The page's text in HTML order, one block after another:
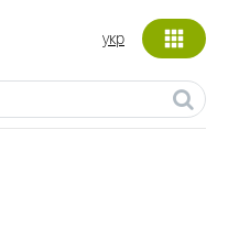
укр